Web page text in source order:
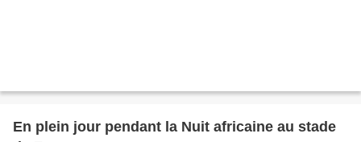
En plein jour pendant la Nuit africaine au stade